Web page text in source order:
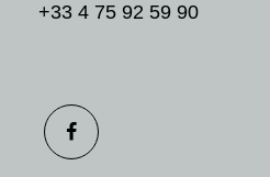
+33 4 75 92 59 90